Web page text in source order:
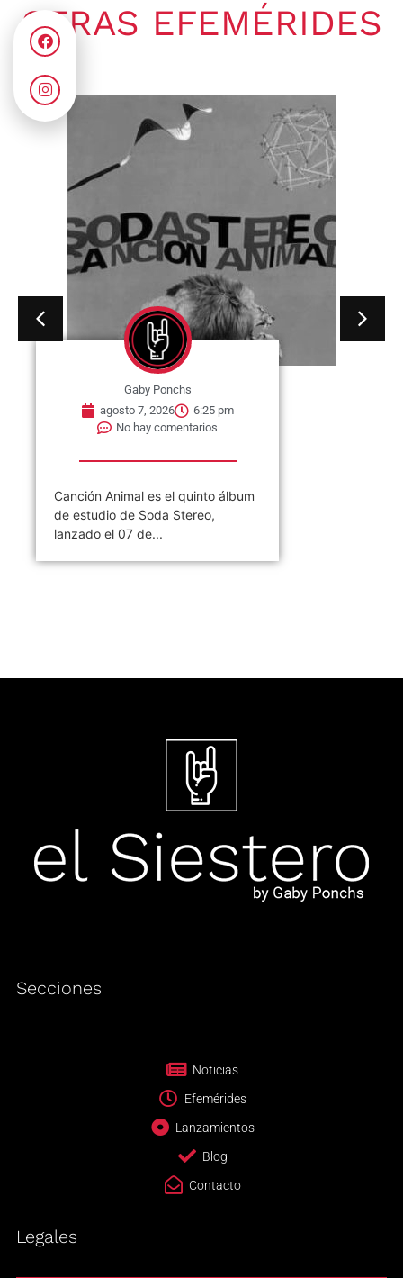
OTRAS EFEMÉRIDES
Gaby Ponchs
agosto 7, 2026
6:25 pm
No hay comentarios
Canción Animal es el quinto álbum
de estudio de Soda Stereo,
lanzado el 07 de...
Secciones
Noticias
Efemérides
Lanzamientos
Blog
Contacto
Legales